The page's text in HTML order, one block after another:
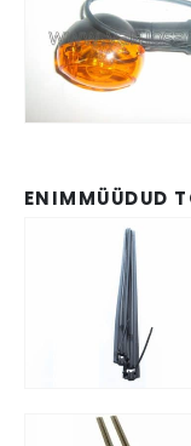
ENIMMÜÜDUD